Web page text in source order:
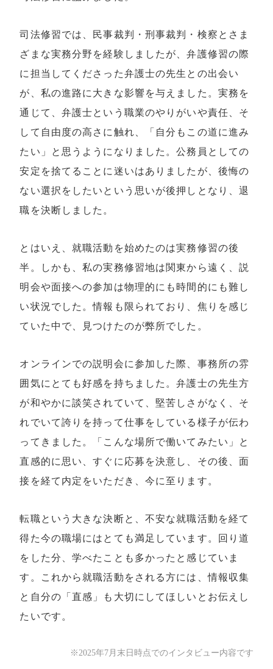
司法修習では、民事裁判・刑事裁判・検察とさま
ざまな実務分野を経験しましたが、弁護修習の際
に担当してくださった弁護士の先生との出会い
が、私の進路に大きな影響を与えました。実務を
通じて、弁護士という職業のやりがいや責任、そ
して自由度の高さに触れ、「自分もこの道に進み
たい」と思うようになりました。公務員としての
安定を捨てることに迷いはありましたが、後悔の
ない選択をしたいという思いが後押しとなり、退
職を決断しました。
とはいえ、就職活動を始めたのは実務修習の後
半。しかも、私の実務修習地は関東から遠く、説
明会や面接への参加は物理的にも時間的にも難し
い状況でした。情報も限られており、焦りを感じ
ていた中で、見つけたのが弊所でした。
オンラインでの説明会に参加した際、事務所の雰
囲気にとても好感を持ちました。弁護士の先生方
が和やかに談笑されていて、堅苦しさがなく、そ
れでいて誇りを持って仕事をしている様子が伝わ
ってきました。「こんな場所で働いてみたい」と
直感的に思い、すぐに応募を決意し、その後、面
接を経て内定をいただき、今に至ります。
転職という大きな決断と、不安な就職活動を経て
得た今の職場にはとても満足しています。回り道
をした分、学べたことも多かったと感じていま
す。これから就職活動をされる方には、情報収集
と自分の「直感」も大切にしてほしいとお伝えし
たいです。
※2025年7月末日時点でのインタビュー内容です